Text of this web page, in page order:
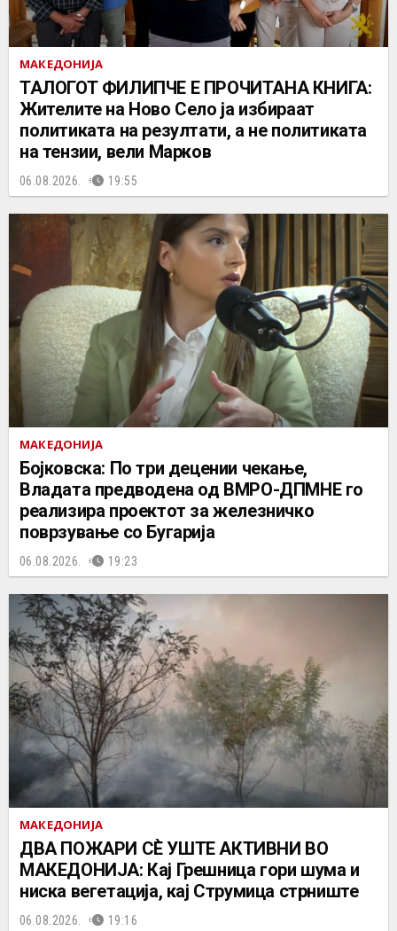
МАКЕДОНИЈА
ТАЛОГОТ ФИЛИПЧЕ Е ПРОЧИТАНА КНИГА:
Жителите на Ново Село ја избираат
политиката на резултати, а не политиката
на тензии, вели Марков
06.08.2026. 19:55
МАКЕДОНИЈА
Бојковска: По три децении чекање,
Владата предводена од ВМРО-ДПМНЕ го
реализира проектот за железничко
поврзување со Бугарија
06.08.2026. 19:23
МАКЕДОНИЈА
ДВА ПОЖАРИ СÈ УШТЕ АКТИВНИ ВО
МАКЕДОНИЈА: Кај Грешница гори шума и
ниска вегетација, кај Струмица стрниште
06.08.2026. 19:16